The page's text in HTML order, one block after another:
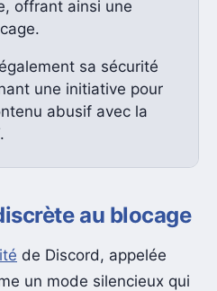
offrant ainsi une
sa sécurité
une initiative pour
abusif avec la
au blocage
de Discord, appelée
un mode silencieux qui